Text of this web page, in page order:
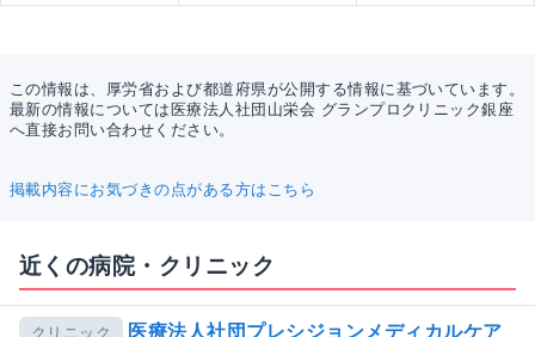
この情報は、厚労省および都道府県が公開する情報に基づいています。
最新の情報については医療法人社団山栄会 グランプロクリニック銀座
へ直接お問い合わせください。
掲載内容にお気づきの点がある方はこちら
近くの病院・クリニック
クリニック
医療法人社団プレシジョンメディカルケア